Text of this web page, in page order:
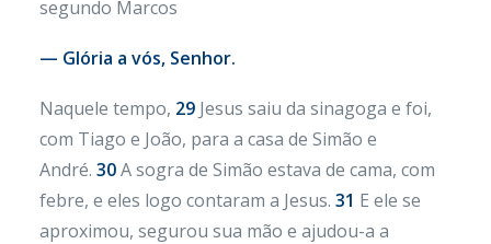
segundo Marcos
— Glória a vós, Senhor.
Naquele tempo, 29 Jesus saiu da sinagoga e foi,
com Tiago e João, para a casa de Simão e
André. 30A sogra de Simão estava de cama, com
febre, e eles logo contaram a Jesus. 31 E ele se
aproximou, segurou sua mão e ajudou-a a